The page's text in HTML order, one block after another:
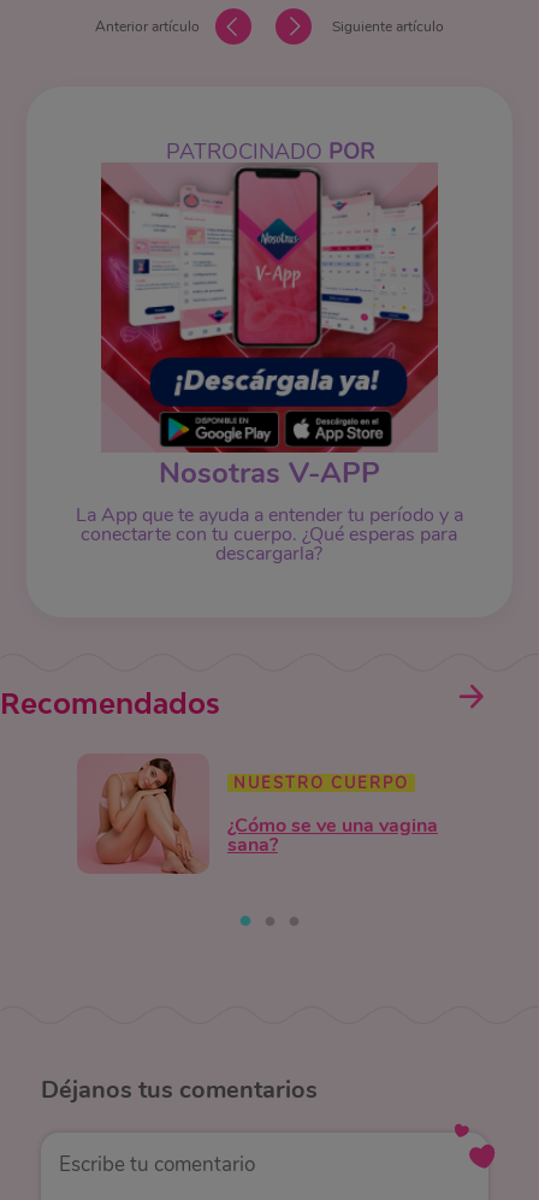
Anterior artículo Siguiente artículo
PATROCINADO POR
Nosotras V-APP
La App que te ayuda a entender tu período y a
conectarte con tu cuerpo. ¿Qué esperas para
descargarla?
Recomendados
NUESTRO CUERPO
¿Cómo se ve una vagina
sana?
Déjanos tus comentarios